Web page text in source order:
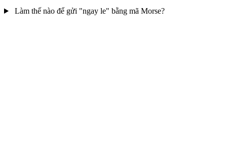
Làm thế nào để gửi "ngay le" bằng mã Morse?